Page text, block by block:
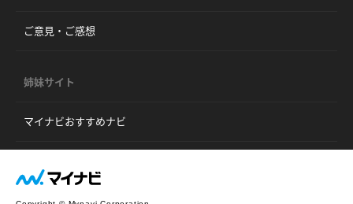
ご意見・ご感想
姉妹サイト
マイナビおすすめナビ